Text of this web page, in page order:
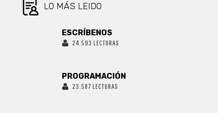
LO MÁS LEIDO
ESCRÍBENOS
24.593 LECTURAS
PROGRAMACIÓN
23.587 LECTURAS